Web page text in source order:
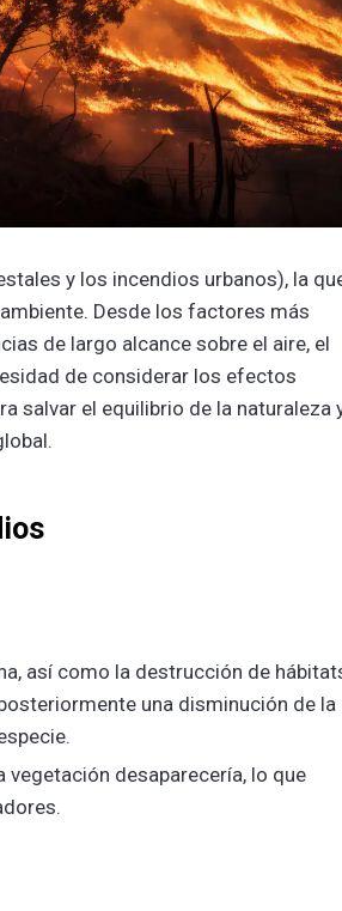
y los incendios urbanos), la
Desde los factores más
de largo alcance sobre el aire, el
de considerar los efectos
salvar el equilibrio de la naturaleza
así como la destrucción de
una disminución de la
vegetación desaparecería, lo que